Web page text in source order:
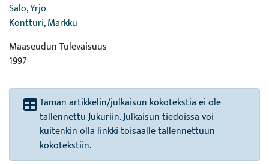
Salo, Yrjö
Kontturi, Markku
Maaseudun Tulevaisuus
1997
Tämän artikkelin/julkaisun kokotekstiä ei ole
tallennettu Jukuriin. Julkaisun tiedoissa voi
kuitenkin olla linkki toisaalle tallennettuun
kokotekstiin.